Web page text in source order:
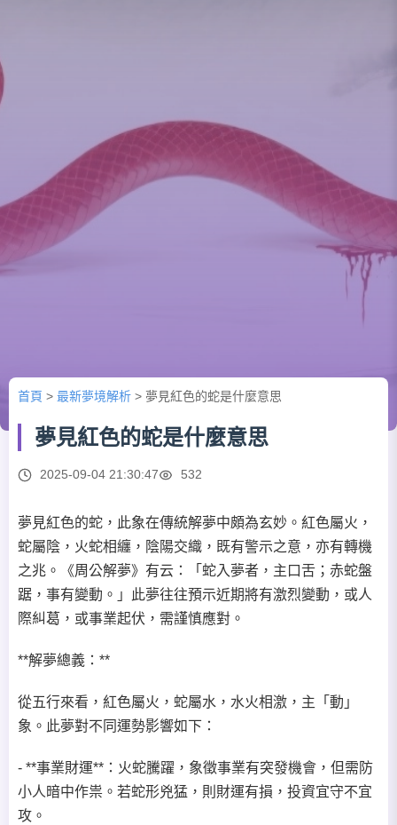
首頁 > 最新夢境解析 > 夢見紅色的蛇是什麼意思
夢見紅色的蛇是什麼意思
2025-09-04 21:30:47 532
夢見紅色的蛇，此象在傳統解夢中頗為玄妙。紅色屬火，
蛇屬陰，火蛇相纏，陰陽交織，既有警示之意，亦有轉機
之兆。《周公解夢》有云：「蛇入夢者，主口舌；赤蛇盤
踞，事有變動。」此夢往往預示近期將有激烈變動，或人
際糾葛，或事業起伏，需謹慎應對。
**解夢總義：**
從五行來看，紅色屬火，蛇屬水，水火相激，主「動」
象。此夢對不同運勢影響如下：
- **事業財運**：火蛇騰躍，象徵事業有突發機會，但需防
小人暗中作祟。若蛇形兇猛，則財運有損，投資宜守不宜
攻。